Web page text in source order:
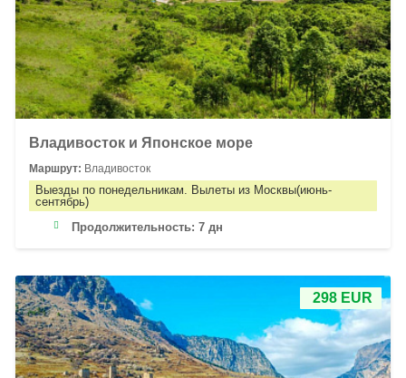
Владивосток и Японское море
Маршрут: Владивосток
Выезды по понедельникам. Вылеты из Москвы(июнь-
сентябрь)
Продолжительность: 7 дн
298 EUR